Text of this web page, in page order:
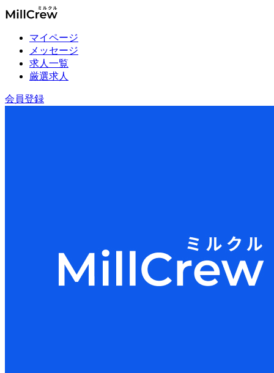
マイページ
メッセージ
求人一覧
厳選求人
会員登録